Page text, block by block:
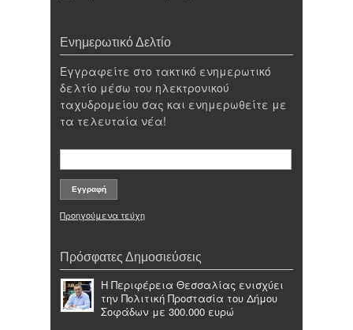
Ενημερωτικό Δελτίο
Εγγραφείτε στο τακτικό ενημερωτικό
δελτίο μέσω του ηλεκτρονικού
ταχυδρομείου σας και ενημερωθείτε με
τα τελευταία νέα!
Προηγούμενα τεύχη
Πρόσφατες Δημοσιεύσεις
Η Περιφέρεια Θεσσαλίας ενισχύει
την Πολιτική Προστασία του Δήμου
Σοφάδων με 300.000 ευρώ